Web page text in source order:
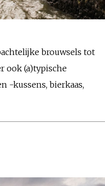
brouwsels tot
ook (a)typische
-kussens, bierkaas,